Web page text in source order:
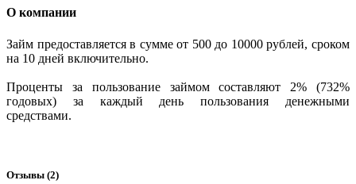
О компании
Займ предоставляется в сумме от 500 до 10000 рублей, сроком
на 10 дней включительно.
Проценты за пользование займом составляют 2% (732%
годовых) за каждый день пользования денежными
средствами.
Отзывы (2)